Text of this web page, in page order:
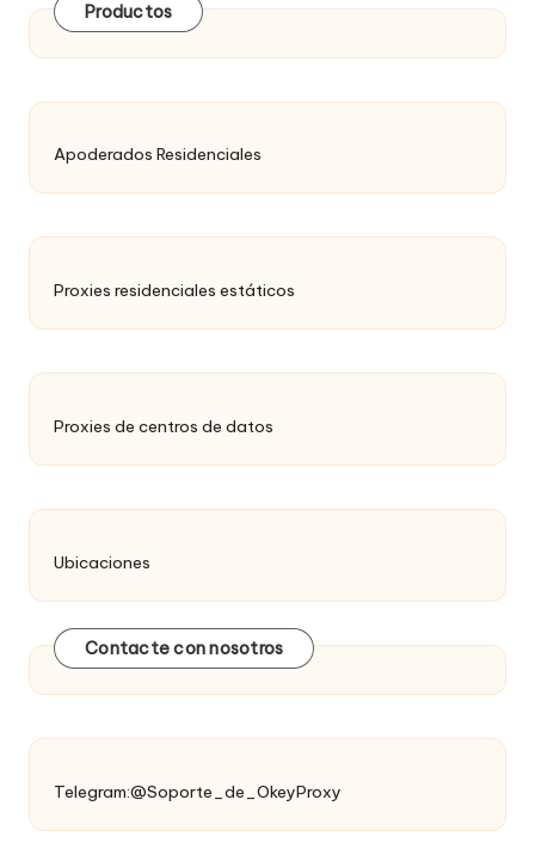
Productos
Apoderados Residenciales
Proxies residenciales estáticos
Proxies de centros de datos
Ubicaciones
Contacte con nosotros
Telegram:@Soporte_de_OkeyProxy